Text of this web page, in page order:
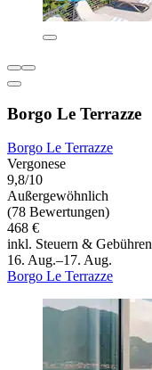
Borgo Le Terrazze
Borgo Le Terrazze
Vergonese
9,8/10
Außergewöhnlich
(78 Bewertungen)
468 €
inkl. Steuern & Gebühren
16. Aug.–17. Aug.
Borgo Le Terrazze